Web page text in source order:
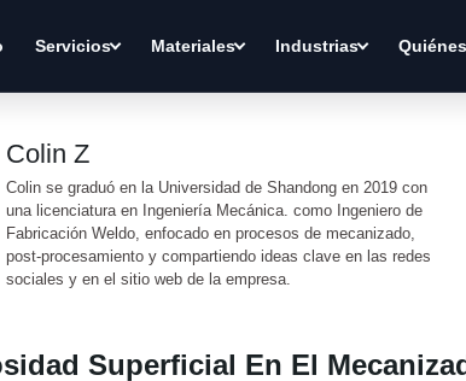
Servicios Materiales Industrias
Colin Z
Colin se graduó en la Universidad de Shandong en 2019 con
una licenciatura en Ingeniería Mecánica. como Ingeniero de
Fabricación Weldo, enfocado en procesos de mecanizado,
post-procesamiento y compartiendo ideas clave en las redes
sociales y en el sitio web de la empresa.
Superficial En El